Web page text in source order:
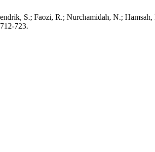
S.; Faozi, R.; Nurchamidah, N.;
723.